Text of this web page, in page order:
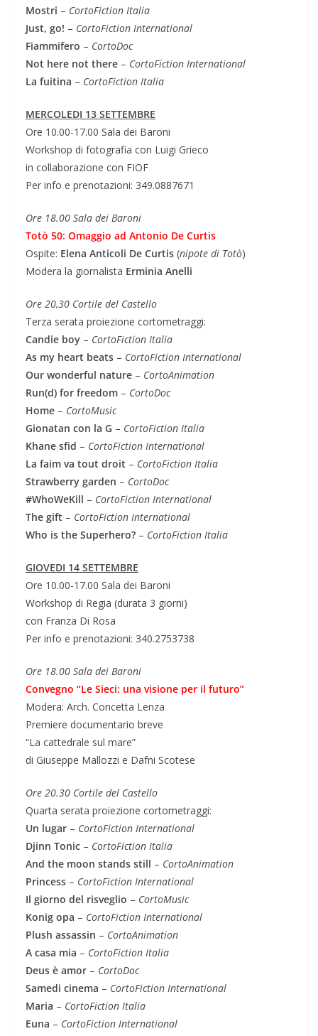
Mostri – CortoFiction Italia
Just, go! – CortoFiction International
Fiammifero – CortoDoc
Not here not there – CortoFiction International
La fuitina – CortoFiction Italia
MERCOLEDI 13 SETTEMBRE
Ore 10.00-17.00 Sala dei Baroni
Workshop di fotografia con Luigi Grieco
in collaborazione con FIOF
Per info e prenotazioni: 349.0887671
Ore 18.00 Sala dei Baroni
Totò 50: Omaggio ad Antonio De Curtis
Ospite: Elena Anticoli De Curtis (nipote di Totò)
Modera la giornalista Erminia Anelli
Ore 20,30 Cortile del Castello
Terza serata proiezione cortometraggi:
Candie boy – CortoFiction Italia
As my heart beats – CortoFiction International
Our wonderful nature – CortoAnimation
Run(d) for freedom – CortoDoc
Home – CortoMusic
Gionatan con la G – CortoFiction Italia
Khane sfid – CortoFiction International
La faim va tout droit – CortoFiction Italia
Strawberry garden – CortoDoc
#WhoWeKill – CortoFiction International
The gift – CortoFiction International
Who is the Superhero? – CortoFiction Italia
GIOVEDI 14 SETTEMBRE
Ore 10.00-17.00 Sala dei Baroni
Workshop di Regia (durata 3 giorni)
con Franza Di Rosa
Per info e prenotazioni: 340.2753738
Ore 18.00 Sala dei Baroni
Convegno “Le Sieci: una visione per il futuro”
Modera: Arch. Concetta Lenza
Premiere documentario breve
“La cattedrale sul mare”
di Giuseppe Mallozzi e Dafni Scotese
Ore 20.30 Cortile del Castello
Quarta serata proiezione cortometraggi:
Un lugar – CortoFiction International
Djinn Tonic – CortoFiction Italia
And the moon stands still – CortoAnimation
Princess – CortoFiction International
Il giorno del risveglio – CortoMusic
Konig opa – CortoFiction International
Plush assassin – CortoAnimation
A casa mia – CortoFiction Italia
Deus è amor – CortoDoc
Samedi cinema – CortoFiction International
Maria – CortoFiction Italia
Euna – CortoFiction International